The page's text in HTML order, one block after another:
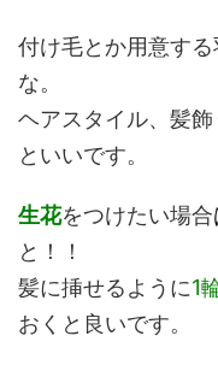
付け毛とか用意す
な。
ヘアスタイル、髪
といいです。
生花をつけたい場合
と！！
髪に挿せるように1
おくと良いです。